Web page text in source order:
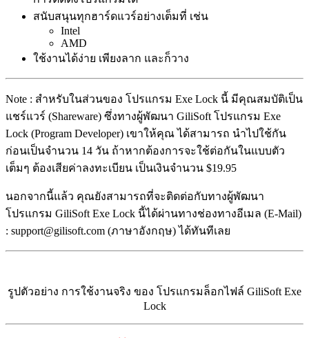
สนับสนุนทุกฮาร์ดแวร์อย่างเต็มที่ เช่น
Intel
AMD
ใช้งานได้ง่าย เพียงลาก และก็วาง
Note : สำหรับในส่วนของ โปรแกรม Exe Lock นี้ มีคุณสมบัติเป็น
แชร์แวร์ (Shareware) ซึ่งทางผู้พัฒนา GiliSoft โปรแกรม Exe
Lock (Program Developer) เขาให้คุณ ได้สามารถ นำไปใช้กัน
ก่อนเป็นจำนวน 14 วัน ถ้าหากต้องการจะใช้ต่อกันในแบบตัว
เต็มๆ ต้องเสียค่าลงทะเบียน เป็นเงินจำนวน $19.95
นอกจากนี้แล้ว คุณยังสามารถที่จะติดต่อกับทางผู้พัฒนา
โปรแกรม GiliSoft Exe Lock นี้ได้ผ่านทางช่องทางอีเมล (E-Mail)
: support@gilisoft.com (ภาษาอังกฤษ) ได้ทันทีเลย
รูปตัวอย่าง การใช้งานจริง ของ โปรแกรมล็อกไฟล์ GiliSoft Exe
Lock